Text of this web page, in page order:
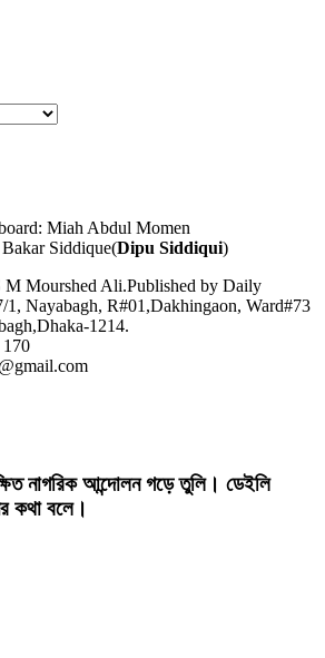
Miah Abdul Momen
Siddique(Dipu Siddiqui)
Mourshed Ali.Published by Daily
1, Nayabagh, R#01,Dakhingaon, Ward#73
1214.
170
নাগরিক আন্দোলন গড়ে তুলি। ডেইলি
কথা বলে।